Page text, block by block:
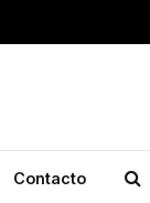
Contacto